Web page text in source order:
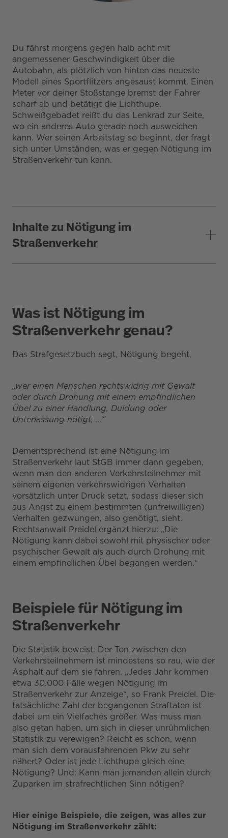
Du fährst morgens gegen halb acht mit
angemessener Geschwindigkeit über die
Autobahn, als plötzlich von hinten das neueste
Modell eines Sportflitzers angesaust kommt. Einen
Meter vor deiner Stoßstange bremst der Fahrer
scharf ab und betätigt die Lichthupe.
Schweißgebadet reißt du das Lenkrad zur Seite,
wo ein anderes Auto gerade noch ausweichen
kann. Wer seinen Arbeitstag so beginnt, der fragt
sich unter Umständen, was er gegen Nötigung im
Straßenverkehr tun kann.
Inhalte zu Nötigung im
Straßenverkehr
Was ist Nötigung im
Straßenverkehr genau?
Das Strafgesetzbuch sagt, Nötigung begeht,
„wer einen Menschen rechtswidrig mit Gewalt
oder durch Drohung mit einem empfindlichen
Übel zu einer Handlung, Duldung oder
Unterlassung nötigt, …“
Dementsprechend ist eine Nötigung im
Straßenverkehr laut StGB immer dann gegeben,
wenn man den anderen Verkehrsteilnehmer mit
seinem eigenen verkehrswidrigen Verhalten
vorsätzlich unter Druck setzt, sodass dieser sich
aus Angst zu einem bestimmten (unfreiwilligen)
Verhalten gezwungen, also genötigt, sieht.
Rechtsanwalt Preidel ergänzt hierzu: „Die
Nötigung kann dabei sowohl mit physischer oder
psychischer Gewalt als auch durch Drohung mit
einem empfindlichen Übel begangen werden.“
Beispiele für Nötigung im
Straßenverkehr
Die Statistik beweist: Der Ton zwischen den
Verkehrsteilnehmern ist mindestens so rau, wie der
Asphalt auf dem sie fahren. „Jedes Jahr kommen
etwa 30.000 Fälle wegen Nötigung im
Straßenverkehr zur Anzeige“, so Frank Preidel. Die
tatsächliche Zahl der begangenen Straftaten ist
dabei um ein Vielfaches größer. Was muss man
also getan haben, um sich in dieser unrühmlichen
Statistik zu verewigen? Reicht es schon, wenn
man sich dem vorausfahrenden Pkw zu sehr
nähert? Oder ist jede Lichthupe gleich eine
Nötigung? Und: Kann man jemanden allein durch
Zuparken im strafrechtlichen Sinn nötigen?
Hier einige Beispiele, die zeigen, was alles zur
Nötigung im Straßenverkehr zählt: